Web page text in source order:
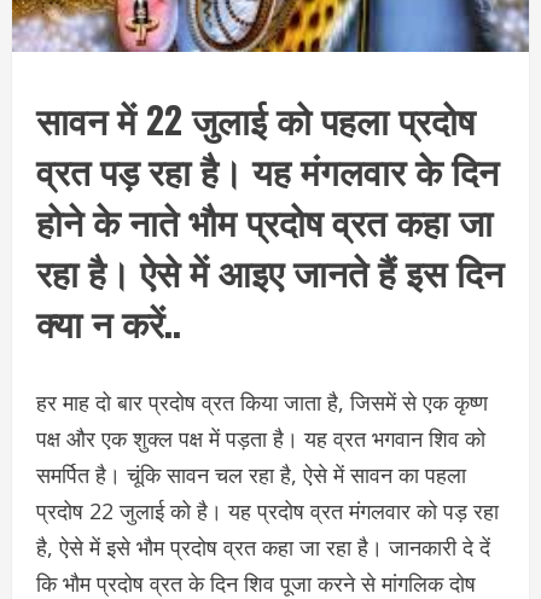
सावन में 22 जुलाई को पहला प्रदोष
व्रत पड़ रहा है। यह मंगलवार के दिन
होने के नाते भौम प्रदोष व्रत कहा जा
रहा है। ऐसे में आइए जानते हैं इस दिन
क्या न करें..
हर माह दो बार प्रदोष व्रत किया जाता है, जिसमें से एक कृष्ण
पक्ष और एक शुक्ल पक्ष में पड़ता है। यह व्रत भगवान शिव को
समर्पित है। चूंकि सावन चल रहा है, ऐसे में सावन का पहला
प्रदोष 22 जुलाई को है। यह प्रदोष व्रत मंगलवार को पड़ रहा
है, ऐसे में इसे भौम प्रदोष व्रत कहा जा रहा है। जानकारी दे दें
कि भौम प्रदोष व्रत के दिन शिव पूजा करने से मांगलिक दोष